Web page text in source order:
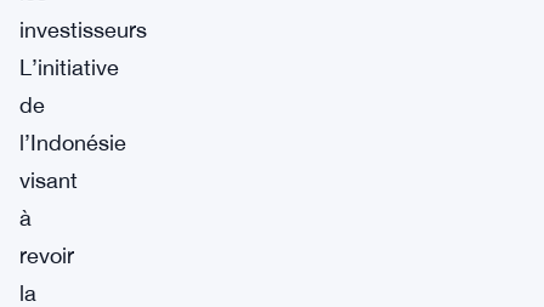
investisseurs
L’initiative
de
l’Indonésie
visant
à
revoir
la